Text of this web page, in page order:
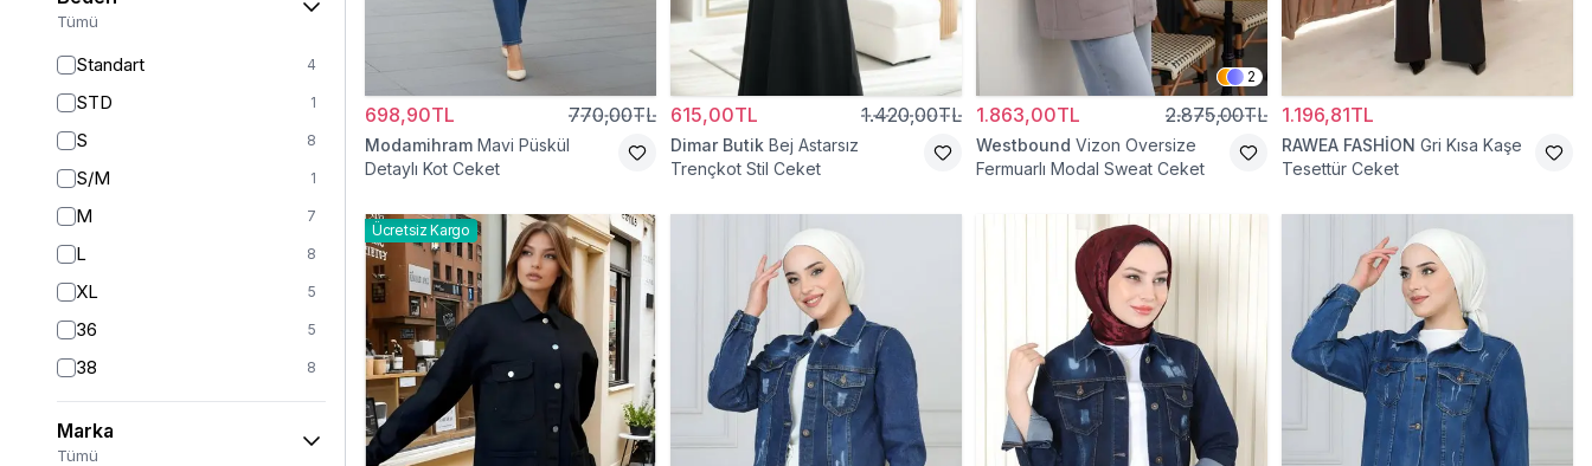
Tümü
Standart 4
STD 1
S 8
S/M 1
M 7
L 8
XL 5
36 5
38 8
40 7
42 7
Marka
Tümü
698,90TL 770,00TL
Modamihram Mavi Püskül
Detaylı Kot Ceket
615,00TL 1.420,00TL
Dimar Butik Bej Astarsız
Trençkot Stil Ceket
2
1.863,00TL 2.875,00TL
Westbound Vizon Oversize
Fermuarlı Modal Sweat Ceket
1.196,81TL
RAWEA FASHİON Gri Kısa Kaşe
Tesettür Ceket
Ücretsiz Kargo